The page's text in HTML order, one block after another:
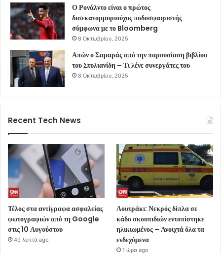
Ο Ρονάλντο είναι ο πρώτος
δισεκατομμυριούχος ποδοσφαιριστής
σύμφωνα με το Bloomberg
8 Οκτωβρίου, 2025
Απών ο Σαμαράς από την παρουσίαση βιβλίου
του Στυλιανίδη – Τι λένε συνεργάτες του
8 Οκτωβρίου, 2025
Recent Tech News
Τέλος στα αντίγραφα ασφαλείας
φωτογραφιών από τη Google
στις 10 Αυγούστου
49 λεπτά ago
Λουτράκι: Νεκρός δίπλα σε
κάδο σκουπιδιών εντοπίστηκε
ηλικιωμένος – Ανοιχτά όλα τα
ενδεχόμενα
1 ώρα ago